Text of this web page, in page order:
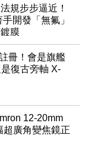
規步步逼近！
開發「無氟」
膜
冊！會是旗艦
復古旁軸 X-
12-20mm
超廣角變焦鏡正